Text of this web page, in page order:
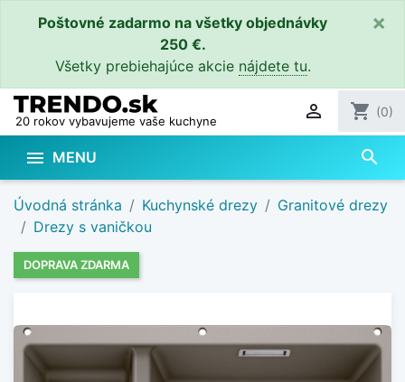
Poštovné zadarmo na všetky objednávky
250 €.
Všetky prebiehajúce akcie nájdete tu.
×
20 rokov vybavujeme vaše kuchyne  shopping_cart (0)
 MENU search
Úvodná stránka Kuchynské drezy
Granitové drezy
Drezy s vaničkou
DOPRAVA ZDARMA